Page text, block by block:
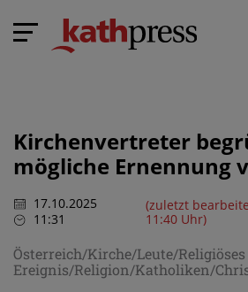
Kirchenvertreter
mögliche Ernennung
17.10.2025
11:31
(zuletzt
11:40 Uhr)
Österreich/Kirche/Leute/Religiöses
Ereignis/Religion/Katholiken/